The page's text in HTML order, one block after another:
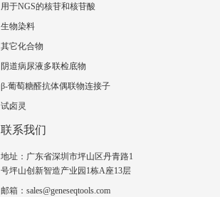
用于NGS的核苷和核苷酸
生物染料
其它化合物
阴道病尿液多联检底物
β-葡萄糖醛抗体偶联物连接子
试卤灵
联系我们
地址：广东省深圳市坪山区丹青路1
号坪山创新智造产业园1栋A座13层
邮箱：sales@geneseqtools.com